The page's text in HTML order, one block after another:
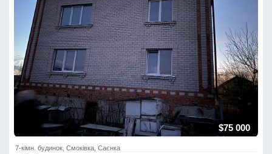
$75 000
7-кімн. будинок, Смоківка, Саєнка